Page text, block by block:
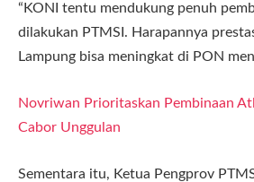
“KONI tentu mendukung penuh
dilakukan PTMSI. Harapannya
Lampung bisa meningkat di PON
Novriwan Prioritaskan Pembinaan
Cabor Unggulan
Sementara itu, Ketua Pengprov